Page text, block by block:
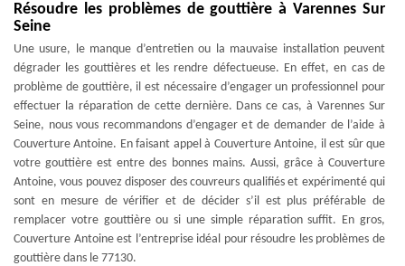
Résoudre les problèmes de gouttière à Varennes Sur
Seine
Une usure, le manque d’entretien ou la mauvaise installation peuvent
dégrader les gouttières et les rendre défectueuse. En effet, en cas de
problème de gouttière, il est nécessaire d’engager un professionnel pour
effectuer la réparation de cette dernière. Dans ce cas, à Varennes Sur
Seine, nous vous recommandons d’engager et de demander de l’aide à
Couverture Antoine. En faisant appel à Couverture Antoine, il est sûr que
votre gouttière est entre des bonnes mains. Aussi, grâce à Couverture
Antoine, vous pouvez disposer des couvreurs qualifiés et expérimenté qui
sont en mesure de vérifier et de décider s’il est plus préférable de
remplacer votre gouttière ou si une simple réparation suffit. En gros,
Couverture Antoine est l’entreprise idéal pour résoudre les problèmes de
gouttière dans le 77130.